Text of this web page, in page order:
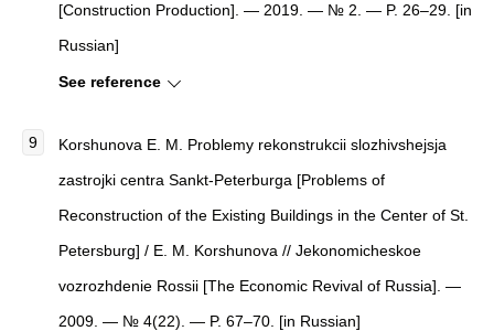
[Construction Production]. — 2019. — № 2. — P. 26–29. [in
Russian]
See reference
Korshunova E. M. Problemy rekonstrukcii slozhivshejsja
zastrojki centra Sankt-Peterburga [Problems of
Reconstruction of the Existing Buildings in the Center of St.
Petersburg] / E. M. Korshunova // Jekonomicheskoe
vozrozhdenie Rossii [The Economic Revival of Russia]. —
2009. — № 4(22). — P. 67–70. [in Russian]